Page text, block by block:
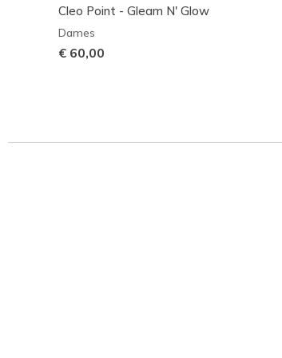
Cleo Point - Gleam N' Glow
Dames
€ 60,00